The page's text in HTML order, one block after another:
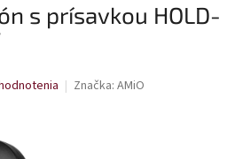
s prísavkou HOLD-
Značka: AMiO